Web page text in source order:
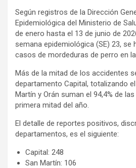
Según registros de la Dirección
Epidemiológica del Ministerio de
de enero hasta el 13 de junio de
semana epidemiológica (SE) 23, se
casos de mordeduras de perro en
Más de la mitad de los accidentes
departamento Capital, totalizando
Martín y Orán suman el 94,4% de
primera mitad del año.
El detalle de reportes positivos,
departamentos, es el siguiente:
Capital: 248
San Martín: 106